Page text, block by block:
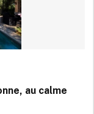
au calme